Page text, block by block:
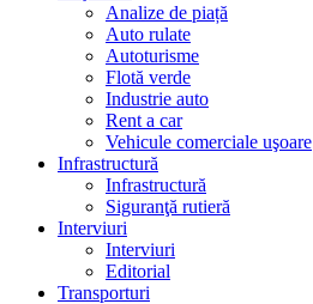
Analize de piață
Auto rulate
Autoturisme
Flotă verde
Industrie auto
Rent a car
Vehicule comerciale uşoare
Infrastructură
Infrastructură
Siguranţă rutieră
Interviuri
Interviuri
Editorial
Transporturi